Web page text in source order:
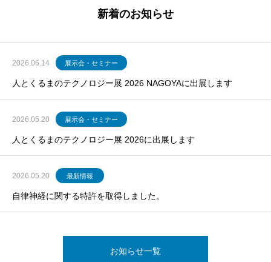
新着のお知らせ
2026.06.14 展示会・セミナー
人とくるまのテクノロジー展 2026 NAGOYAに出展します
2026.05.20 展示会・セミナー
人とくるまのテクノロジー展 2026に出展します
2026.05.20 最新情報
自律神経に関する特許を取得しました。
お知らせ一覧